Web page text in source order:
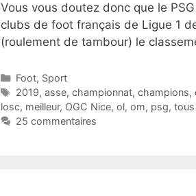
Vous vous doutez donc que le
clubs de foot français de Ligue 1
(roulement de tambour) le
Catégories
Foot, Sport
Étiquettes
2019, asse, championnat, champions,
losc, meilleur, OGC Nice, ol, om, psg,
25 commentaires